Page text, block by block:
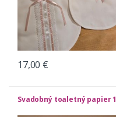
17,00 €
Svadobný toaletný papier 1